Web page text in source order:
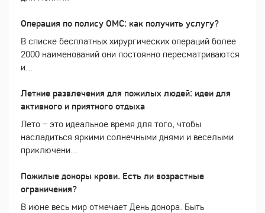
Операция по полису ОМС: как получить услугу?
В списке бесплатных хирургических операций более
2000 наименований они постоянно пересматриваются
и...
Летние развлечения для пожилых людей: идеи для
активного и приятного отдыха
Лето – это идеальное время для того, чтобы
насладиться яркими солнечными днями и веселыми
приключени...
Пожилые доноры крови. Есть ли возрастные
ограничения?
В июне весь мир отмечает День донора. Быть